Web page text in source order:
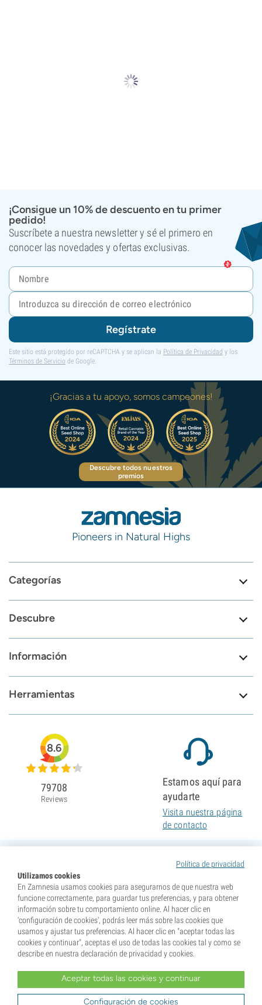
¡Consigue un 10% de descuento en tu primer
pedido!
Suscríbete a nuestra newsletter y sé el primero en
conocer las novedades y ofertas exclusivas.
Regístrate
Este sitio está protegido por reCAPTCHA y se aplican la Política de Privacidad y los
Términos de Servicio de Google.
¡Gracias a tu apoyo, somos campeones!
Descubre todos nuestros
premios
Pioneers in Natural Highs
Categorías
Descubre
Información
Herramientas
Política de privacidad
Utilizamos cookies
En Zamnesia usamos cookies para asegurarnos de que nuestra web
funcione correctamente, para guardar tus preferencias, y para obtener
información sobre tu comportamiento online. Al hacer clic en
'configuración de cookies', podrás leer más sobre las cookies que
usamos y ajustar tus preferencias. Al hacer clic en "aceptar todas las
cookies y continuar", aceptas el uso de todas las cookies tal y como se
describe en nuestra declaración de privacidad y cookies.
Aceptar todas las cookies y continuar
Configuración de cookies
8.6
79708
Reviews
Estamos aquí para
ayudarte
Visita nuestra página
de contacto
* Nuestras semillas se venden como suvenires. La germinación de semillas es ilegal en muchos
tu lugar de residencia y que conoces las normativas locales. También eximes de toda responsabilidad a